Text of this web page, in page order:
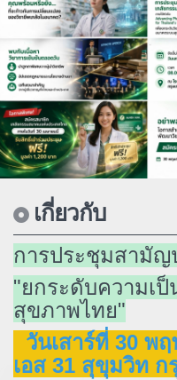
เกี่ยวกับ
การประชุมสามัญ
"ยกระดับความเ
สุขภาพไทย"
วันเสาร์ที่ 30 พ
เอส 31 สุขุมวิท ก